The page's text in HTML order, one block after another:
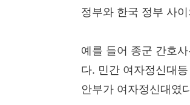
정부와 한국 정부 사
예를 들어 종군 간호
다. 민간 여자정신대
안부가 여자정신대였